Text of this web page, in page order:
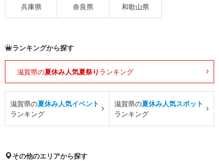
兵庫県 奈良県 和歌山県
ランキングから探す
滋賀県の夏休み人気夏祭り ランキング
滋賀県の夏休み人気イベント
ランキング
滋賀県の夏休み人気スポット
ランキング
その他のエリアから探す